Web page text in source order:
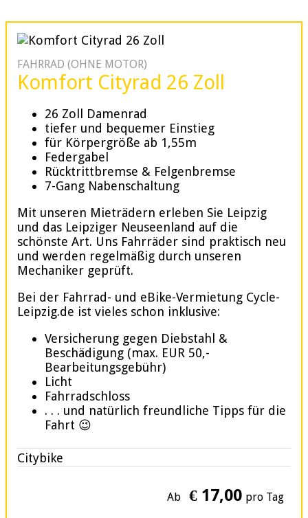
FAHRRAD (OHNE MOTOR)
Komfort Cityrad 26 Zoll
26 Zoll Damenrad
tiefer und bequemer Einstieg
für Körpergröße ab 1,55m
Federgabel
Rücktrittbremse & Felgenbremse
7-Gang Nabenschaltung
Mit unseren Mieträdern erleben Sie Leipzig
und das Leipziger Neuseenland auf die
schönste Art. Uns Fahrräder sind praktisch neu
und werden regelmäßig durch unseren
Mechaniker geprüft.
Bei der Fahrrad- und eBike-Vermietung Cycle-
Leipzig.de ist vieles schon inklusive:
Versicherung gegen Diebstahl &
Beschädigung (max. EUR 50,-
Bearbeitungsgebühr)
Licht
Fahrradschloss
. . . und natürlich freundliche Tipps für die
Fahrt 😉
Citybike
Ab € 17,00 pro Tag